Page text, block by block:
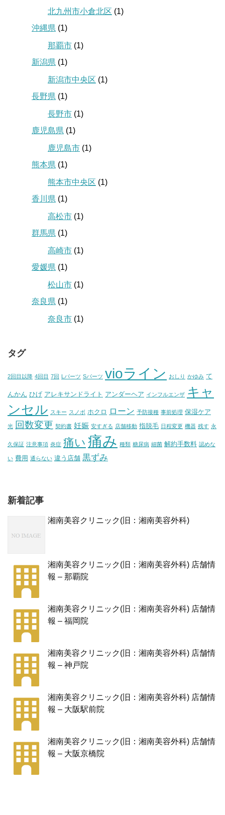
北九州市小倉北区 (1)
沖縄県 (1)
那覇市 (1)
新潟県 (1)
新潟市中央区 (1)
長野県 (1)
長野市 (1)
鹿児島県 (1)
鹿児島市 (1)
熊本県 (1)
熊本市中央区 (1)
香川県 (1)
高松市 (1)
群馬県 (1)
高崎市 (1)
愛媛県 (1)
松山市 (1)
奈良県 (1)
奈良市 (1)
タグ
2回目以降 4回目 7回 Lパーツ Sパーツ vioライン おしり かゆみ て
んかん ひげ アレキサンドライト アンダーヘア インフルエンザ キャ
ンセル スキー スノボ ホクロ ローン 予防接種 事前処理 保湿ケア
光 回数変更 契約書 妊娠 安すぎる 店舗移動 指脱毛 日程変更 機器 残す 永
久保証 注意事項 炎症 痛い 痛み 種類 糖尿病 細菌 解約手数料 認めな
い 費用 通らない 違う店舗 黒ずみ
新着記事
湘南美容クリニック(旧：湘南美容外科)
湘南美容クリニック(旧：湘南美容外科) 店舗情
報 – 那覇院
湘南美容クリニック(旧：湘南美容外科) 店舗情
報 – 福岡院
湘南美容クリニック(旧：湘南美容外科) 店舗情
報 – 神戸院
湘南美容クリニック(旧：湘南美容外科) 店舗情
報 – 大阪駅前院
湘南美容クリニック(旧：湘南美容外科) 店舗情
報 – 大阪京橋院